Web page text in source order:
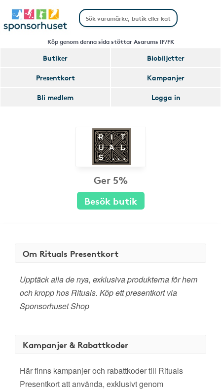
Köp genom denna sida stöttar Asarums IF/FK
Butiker
Biobiljetter
Presentkort
Kampanjer
Bli medlem
Logga in
Ger 5%
Besök butik
Om Rituals Presentkort
Upptäck alla de nya, exklusiva produkterna för hem
och kropp hos Rituals. Köp ett presentkort via
Sponsorhuset Shop
Kampanjer & Rabattkoder
Här finns kampanjer och rabattkoder till Rituals
Presentkort att använda, exklusivt genom